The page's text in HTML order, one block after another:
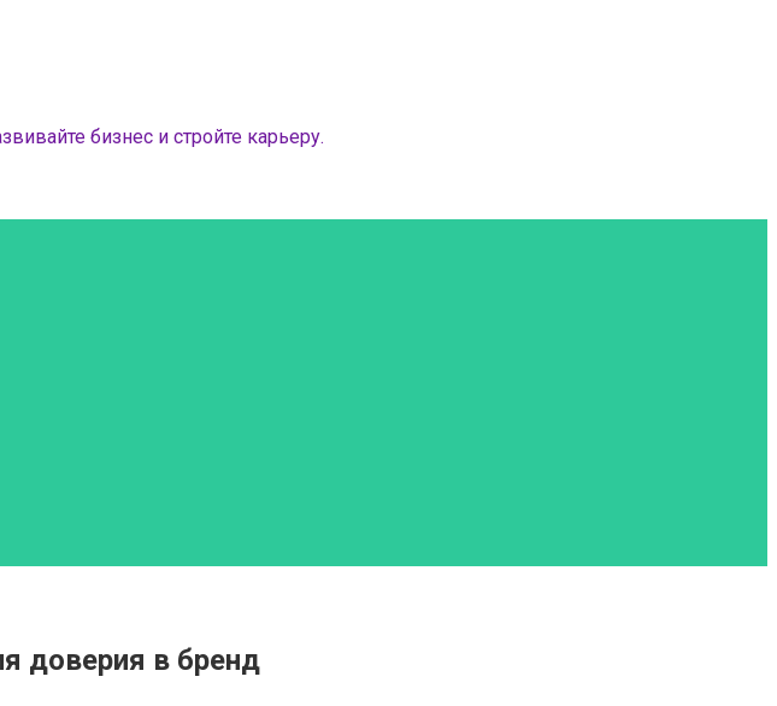
бизнес и стройте карьеру.
доверия в бренд